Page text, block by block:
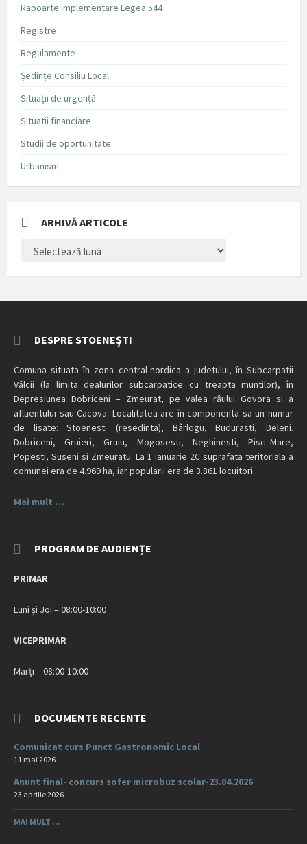
Rapoarte implementare Legea 544
Registre
Regulamente
Ședințe Consiliu Local
Situații de urgență
Situatii financiare
Studii de oportunitate
Urbanism
ARHIVĂ ARTICOLE
ARTICOLE
DESPRE STOENEȘTI
Comuna situata în zona central-nordica a judetului, în Subcarpatii
Vâlcii (la limita dealurilor subcarpatice cu treapta muntilor), în
Depresiunea Dobriceni – Zmeurat, pe valea râului Govora si a
afluentului sau Cacova. Localitatea are în componenta sa un numar
de lisate: Stoenesti (resedinta), Bârlogu, Budurasti, Deleni.
Dobriceni, Gruieri, Gruiu, Mogosesti, Neghinesti, Pisc–Mare,
Popesti, Suseni si Zmeuratu. La 1 ianuarie 2C suprafata teritoriala a
comunei era de 4.969 ha, iar popularii era de 3.861 locuitori.
Mai mult …
PROGRAM DE AUDIENȚE
PRIMAR
Luni și Joi – 08:00-10:00
VICEPRIMAR
Marți – 08:00-10:00
DOCUMENTE RECENTE
Comunicat curs Punct Gastronomic Local
11 mai 2026
Anunt final- concurs sofer microbuz scolar-23.04.2026
23 aprilie 2026
MAI MULT ...